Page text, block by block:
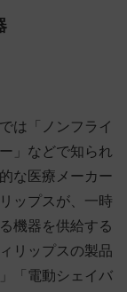
は「ノンフライ
」などで知られ
な医療メーカー
ップスが、一時
機器を供給する
リップスの製品
「電動シェイバ